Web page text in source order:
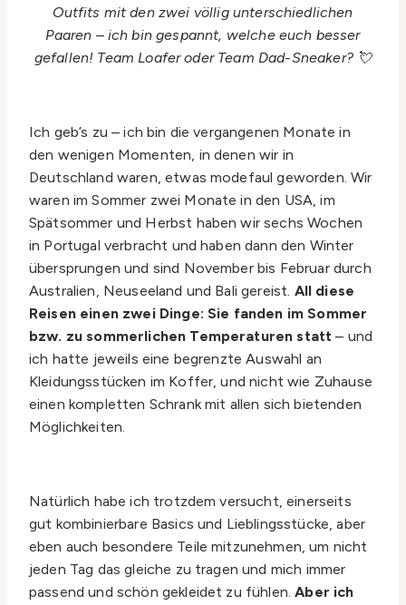
Outfits mit den zwei völlig unterschiedlichen
Paaren – ich bin gespannt, welche euch besser
gefallen! Team Loafer oder Team Dad-Sneaker? 💘
Ich geb’s zu – ich bin die vergangenen Monate in
den wenigen Momenten, in denen wir in
Deutschland waren, etwas modefaul geworden. Wir
waren im Sommer zwei Monate in den USA, im
Spätsommer und Herbst haben wir sechs Wochen
in Portugal verbracht und haben dann den Winter
übersprungen und sind November bis Februar durch
Australien, Neuseeland und Bali gereist. All diese
Reisen einen zwei Dinge: Sie fanden im Sommer
bzw. zu sommerlichen Temperaturen statt – und
ich hatte jeweils eine begrenzte Auswahl an
Kleidungsstücken im Koffer, und nicht wie Zuhause
einen kompletten Schrank mit allen sich bietenden
Möglichkeiten.
Natürlich habe ich trotzdem versucht, einerseits
gut kombinierbare Basics und Lieblingsstücke, aber
eben auch besondere Teile mitzunehmen, um nicht
jeden Tag das gleiche zu tragen und mich immer
passend und schön gekleidet zu fühlen.Aber ich